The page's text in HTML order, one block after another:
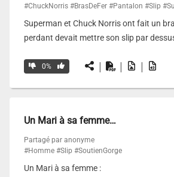
#ChuckNorris #BrasDeFer #Pantalon #Slip
Superman et Chuck Norris ont fait un
perdant devait mettre son slip par
0% | | |
Un Mari à sa femme…
Partagé par anonyme
#Homme #Slip #SoutienGorge
Un Mari à sa femme :